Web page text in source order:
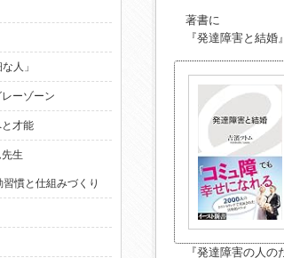
著書に
『発達障害と結婚
『発達障害の人の
人」
ーゾーン
才能
生
慣と仕組みづくり